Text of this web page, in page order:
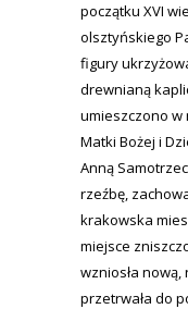
początku XVI
olsztyńskiego
figury
drewnianą
umieszczono w
Matki Bożej i
Anną
rzeźbę,
krakowska
miejsce
wzniosła
przetrwała do